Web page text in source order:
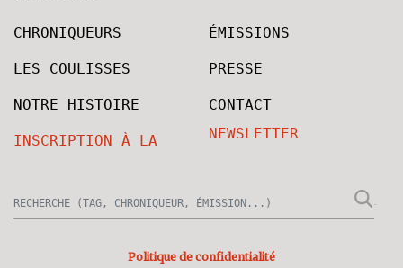
CHRONIQUEURS
LES COULISSES
NOTRE HISTOIRE
ÉMISSIONS
PRESSE
CONTACT
INSCRIPTION À LA NEWSLETTER
Politique de confidentialité